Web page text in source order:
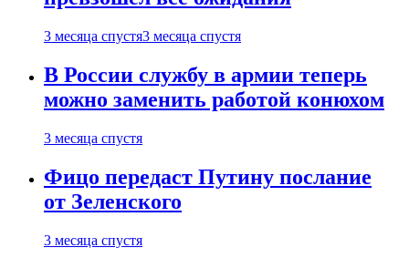
3 месяца спустя3 месяца спустя
В России службу в армии теперь
можно заменить работой конюхом
3 месяца спустя
Фицо передаст Путину послание
от Зеленского
3 месяца спустя